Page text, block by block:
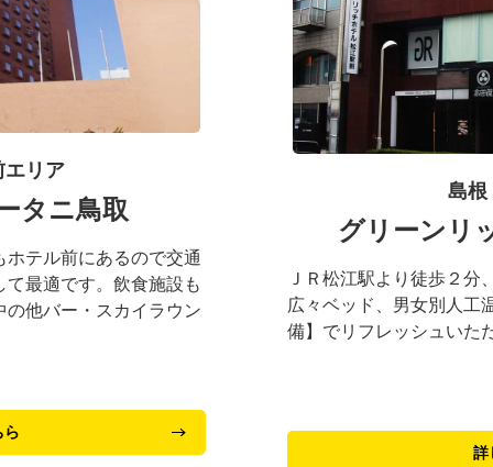
エリア
タニ鳥取
テル前にあるので交通
最適です。飲食施設も
他バー・スカイラウン
ら
島根
グリーンリ
ＪＲ松江駅より徒歩２
広々ベッド、男女別人工
備】でリフレッシュいた
詳